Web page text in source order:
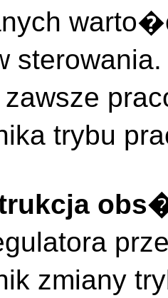
zawsze
trybu
zmiany